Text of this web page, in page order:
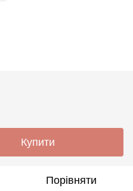
Купити
Порівняти